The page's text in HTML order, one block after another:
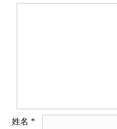
姓名 *